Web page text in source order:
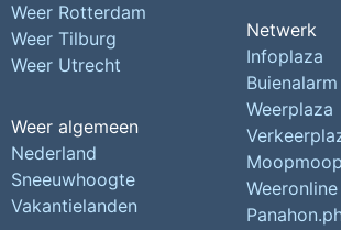
Weer Rotterdam
Weer Tilburg
Weer Utrecht
Weer algemeen
Nederland
Sneeuwhoogte
Vakantielanden
Netwerk
Infoplaza
Buienalarm
Weerplaza
Moopmoop
Weeronline